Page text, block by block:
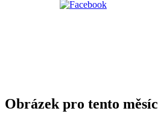
Obrázek pro tento měsíc